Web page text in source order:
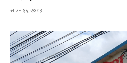
साउन १६, २०८३